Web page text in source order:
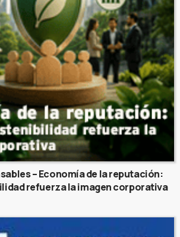
– Economía de la reputación:
refuerza la imagen corporativa